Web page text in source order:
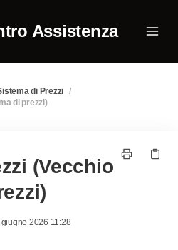
Assistenza
di Prezzi /
di prezzi)
(Vecchio
2026 11:28